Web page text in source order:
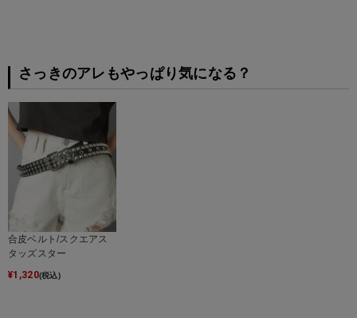
さっきのアレもやっぱり気になる？
合皮ベルト/スクエアス
タッズスター
¥1,320(税込)